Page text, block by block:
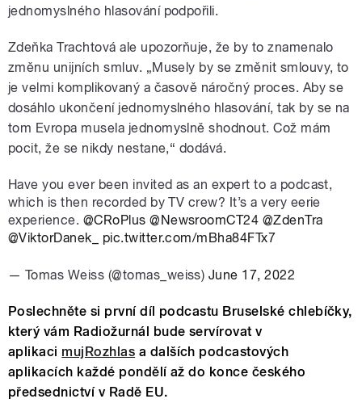
jednomyslného hlasování podpořili.
Zdeňka Trachtová ale upozorňuje, že by to znamenalo
změnu unijních smluv. „Musely by se změnit smlouvy, to
je velmi komplikovaný a časově náročný proces. Aby se
dosáhlo ukončení jednomyslného hlasování, tak by se na
tom Evropa musela jednomyslně shodnout. Což mám
pocit, že se nikdy nestane,“ dodává.
Have you ever been invited as an expert to a podcast,
which is then recorded by TV crew? It’s a very eerie
experience. @CRoPlus @NewsroomCT24 @ZdenTra
@ViktorDanek_
pic.twitter.com/mBha84FTx7
— Tomas Weiss (@tomas_weiss) June 17, 2022
Poslechněte si první díl podcastu Bruselské chlebíčky,
který vám Radiožurnál bude servírovat v
aplikaci mujRozhlas a dalších podcastových
aplikacích každé pondělí až do konce českého
předsednictví v Radě EU.